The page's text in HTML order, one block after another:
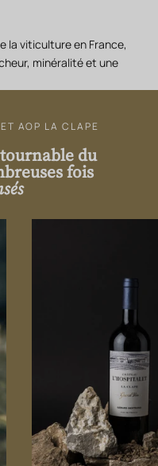
la viticulture en France,
minéralité et une
AOP LA CLAPE
du
fois